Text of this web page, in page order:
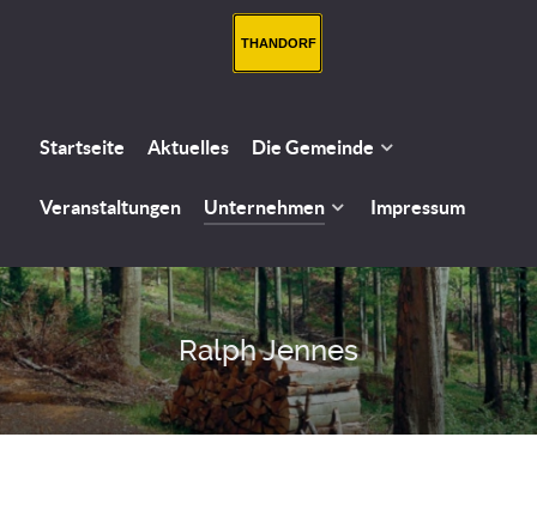
THANDORF
Startseite Aktuelles Die Gemeinde
Veranstaltungen Unternehmen Impressum
Ralph Jennes